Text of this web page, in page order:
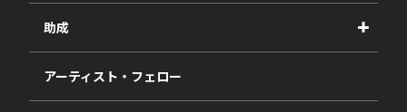
事業紹介
事業報告書
助成
2027年度
2026年度
アーティスト・フェロー